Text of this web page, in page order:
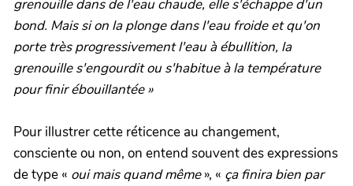
grenouille dans de l'eau chaude, elle s'échappe d'un
bond. Mais si on la plonge dans l'eau froide et qu'on
porte très progressivement l'eau à ébullition, la
grenouille s'engourdit ou s'habitue à la température
pour finir ébouillantée »
Pour illustrer cette réticence au changement,
consciente ou non, on entend souvent des expressions
de type « oui mais quand même», « ça finira bien par